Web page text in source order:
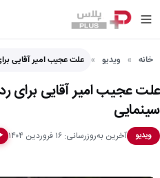
خانه ویدیو علت عجیب امیر آقایی
علت عجیب امیر آقایی برای
سینمایی
ویدیو آخرین به‌روزرسانی: ۱۶ فروردین ۱۴۰۴